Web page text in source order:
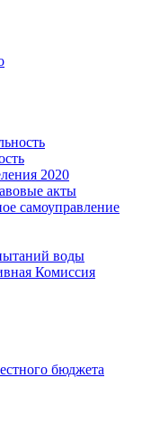
2020
акты
самоуправление
воды
Комиссия
бюджета